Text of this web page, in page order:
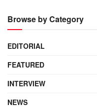
Browse by Category
EDITORIAL
FEATURED
INTERVIEW
NEWS